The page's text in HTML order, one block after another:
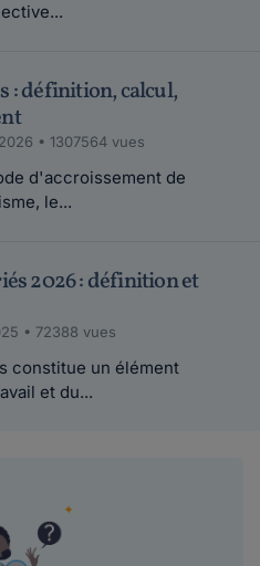
: définition, calcul,
• 1307564 vues
d'accroissement de
le...
2026 : définition et
• 72388 vues
constitue un élément
et du...